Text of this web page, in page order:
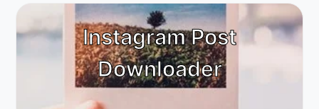
Instagram Post
Downloader